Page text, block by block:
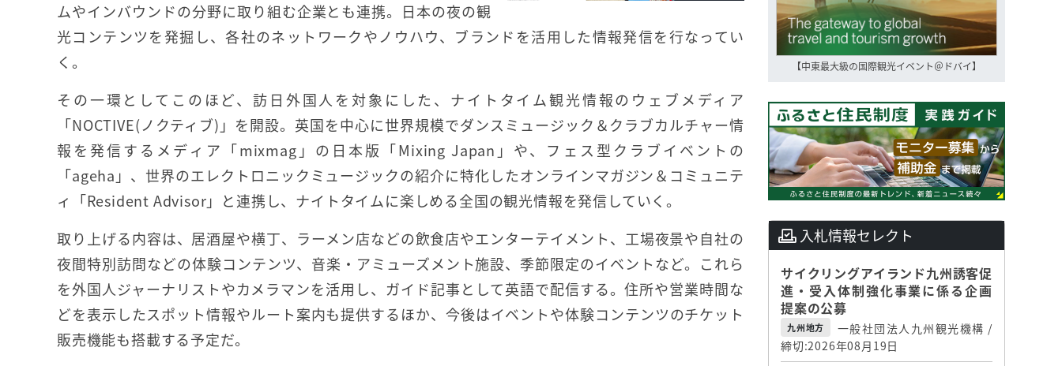
ムやインバウンドの分野に取り組む企業とも連携。日本の夜の観
光コンテンツを発掘し、各社のネットワークやノウハウ、ブランドを活用した情報発信を行なってい
く。
その一環としてこのほど、訪日外国人を対象にした、ナイトタイム観光情報のウェブメディア
「NOCTIVE(ノクティブ)」を開設。英国を中心に世界規模でダンスミュージック＆クラブカルチャー情
報を発信するメディア「mixmag」の日本版「Mixing Japan」や、フェス型クラブイベントの
「ageha」、世界のエレクトロニックミュージックの紹介に特化したオンラインマガジン＆コミュニテ
ィ「Resident Advisor」と連携し、ナイトタイムに楽しめる全国の観光情報を発信していく。
取り上げる内容は、居酒屋や横丁、ラーメン店などの飲食店やエンターテイメント、工場夜景や自社の
夜間特別訪問などの体験コンテンツ、音楽・アミューズメント施設、季節限定のイベントなど。これら
を外国人ジャーナリストやカメラマンを活用し、ガイド記事として英語で配信する。住所や営業時間な
どを表示したスポット情報やルート案内も提供するほか、今後はイベントや体験コンテンツのチケット
販売機能も搭載する予定だ。
【中東最大級の国際観光イベント＠ドバイ】
入札情報セレクト
サイクリングアイランド九州誘客促
進・受入体制強化事業に係る企画
提案の公募
九州地方
一般社団法人九州観光機構 /
締切:2026年08月19日